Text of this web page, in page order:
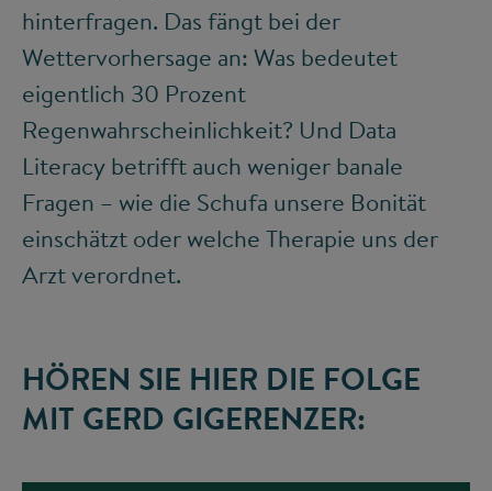
hinterfragen. Das fängt bei der
Wettervorhersage an: Was bedeutet
eigentlich 30 Prozent
Regenwahrscheinlichkeit? Und Data
Literacy betrifft auch weniger banale
Fragen – wie die Schufa unsere Bonität
einschätzt oder welche Therapie uns der
Arzt verordnet.
HÖREN SIE HIER DIE FOLGE
MIT GERD GIGERENZER: